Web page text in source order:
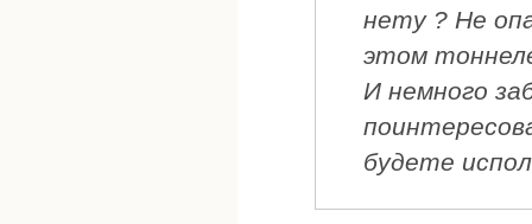
нету ? Не
этом
И немного
будете